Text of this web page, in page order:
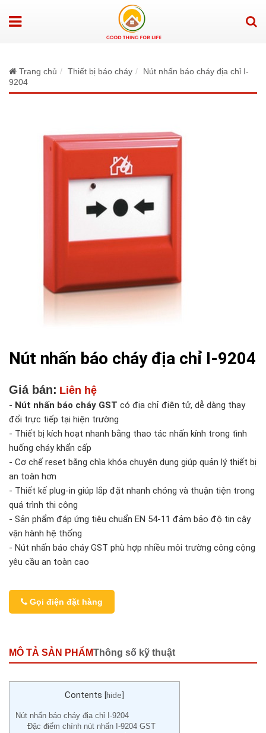
Trang chủ Thiết bị báo cháy
Nút nhấn báo cháy địa chỉ I-
9204
Nút nhấn báo cháy địa chỉ I-9204
Giá bán: Liên hệ
- Nút nhấn báo cháy GST có địa chỉ điện tử, dễ dàng thay
đổi trực tiếp tại hiện trường
- Thiết bị kích hoạt nhanh bằng thao tác nhấn kính trong tình
huống cháy khẩn cấp
- Cơ chế reset bằng chìa khóa chuyên dụng giúp quản lý thiết bị
an toàn hơn
- Thiết kế plug-in giúp lắp đặt nhanh chóng và thuận tiện trong
quá trình thi công
- Sản phẩm đáp ứng tiêu chuẩn EN 54-11 đảm bảo độ tin cậy
vận hành hệ thống
- Nút nhấn báo cháy GST phù hợp nhiều môi trường công cộng
yêu cầu an toàn cao
Gọi điện đặt hàng
MÔ TẢ SẢN PHẨMThông số kỹ thuật
Contents [hide]
Nút nhấn báo cháy địa chỉ I-9204
Đặc điểm chính nút nhấn I-9204 GST